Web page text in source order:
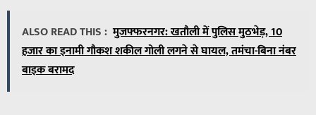
ALSO READ THIS : मुजफ्फरनगर: खतौली में पुलिस मुठभेड़, 10
हजार का इनामी गौकश शकील गोली लगने से घायल, तमंचा-बिना नंबर
बाइक बरामद